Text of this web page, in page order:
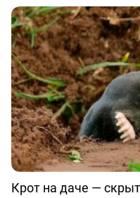
Крот на даче —